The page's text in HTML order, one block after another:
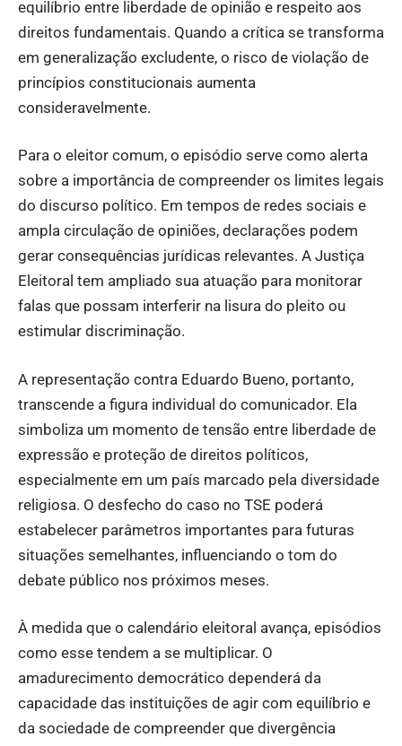
equilíbrio entre liberdade de opinião e respeito aos
direitos fundamentais. Quando a crítica se transforma
em generalização excludente, o risco de violação de
princípios constitucionais aumenta
consideravelmente.
Para o eleitor comum, o episódio serve como alerta
sobre a importância de compreender os limites legais
do discurso político. Em tempos de redes sociais e
ampla circulação de opiniões, declarações podem
gerar consequências jurídicas relevantes. A Justiça
Eleitoral tem ampliado sua atuação para monitorar
falas que possam interferir na lisura do pleito ou
estimular discriminação.
A representação contra Eduardo Bueno, portanto,
transcende a figura individual do comunicador. Ela
simboliza um momento de tensão entre liberdade de
expressão e proteção de direitos políticos,
especialmente em um país marcado pela diversidade
religiosa. O desfecho do caso no TSE poderá
estabelecer parâmetros importantes para futuras
situações semelhantes, influenciando o tom do
debate público nos próximos meses.
À medida que o calendário eleitoral avança, episódios
como esse tendem a se multiplicar. O
amadurecimento democrático dependerá da
capacidade das instituições de agir com equilíbrio e
da sociedade de compreender que divergência